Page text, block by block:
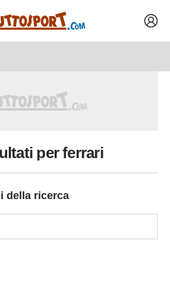
per ferrari
della ricerca